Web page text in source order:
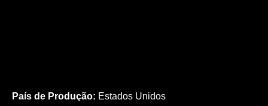
País de Produção: Estados Unidos